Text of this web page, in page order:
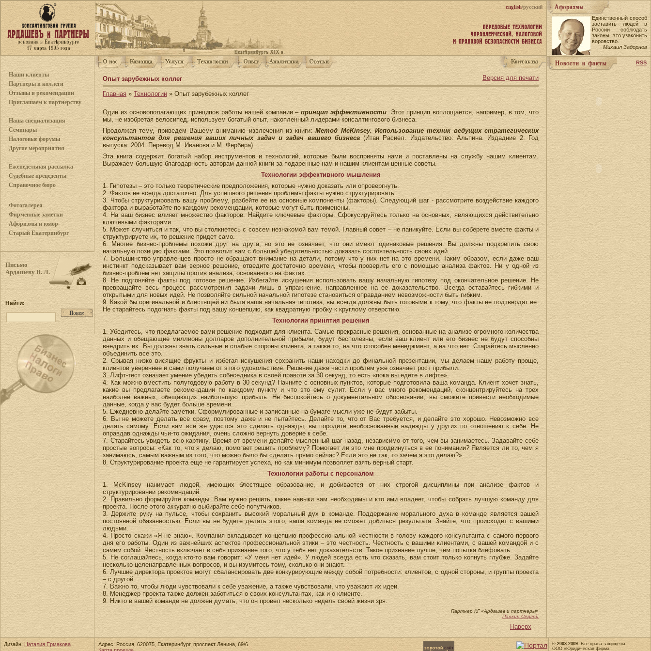
english/русский
Наши клиенты
Партнеры и коллеги
Отзывы и рекомендации
Приглашаем к партнерству
Наша специализация
Семинары
Налоговые форумы
Другие мероприятия
Еженедельная рассылка
Судебные прецеденты
Справочное бюро
Фотогалерея
Фирменные заметки
Афоризмы и юмор
Старый Екатеринбург
Письмо
Ардашеву В. Л.
Найти:
Версия для печати
Опыт зарубежных коллег
Главная » Технологии » Опыт зарубежных коллег
Один из основополагающих принципов работы нашей компании –принцип эффективности. Этот принцип воплощается, например, в том, что
мы, не изобретая велосипед, используем богатый опыт, накопленный лидерами консалтингового бизнеса.
Продолжая тему, приведем Вашему вниманию извлечения из книги:Метод McKinsey. Использование техник ведущих стратегических
консультантов для решения ваших личных задач и задач вашего бизнеса(Итан Расиел. Издательство: Альпина. Издадние 2. Год
выпуска: 2004. Перевод М. Иванова и М. Фербера).
Эта книга содержит богатый набор инструментов и технологий, которые были восприняты нами и поставлены на службу нашим клиентам.
Выражаем большую благодарность авторам данной книги за подаренные нам и нашим клиентам ценные советы.
Технологии эффективного мышления
1. Гипотезы – это только теоретические предположения, которые нужно доказать или опровергнуть.
2. Фактов не всегда достаточно. Для успешного решения проблемы факты нужно структурировать.
3. Чтобы структурировать вашу проблему, разбейте ее на основные компоненты (факторы). Следующий шаг - рассмотрите воздействие каждого
фактора и выработайте по каждому рекомендации, которые могут быть применены.
4. На ваш бизнес влияет множество факторов. Найдите ключевые факторы. Сфокусируйтесь только на основных, являющихся действительно
ключевыми факторами.
5. Может случиться и так, что вы столкнетесь с совсем незнакомой вам темой. Главный совет – не паникуйте. Если вы соберете вместе факты и
структурируете их, то решение придет само.
6. Многие бизнес-проблемы похожи друг на друга, но это не означает, что они имеют одинаковые решения. Вы должны подкрепить свою
начальную позицию фактами. Это позволит вам с большей убедительностью доказать состоятельность своих идей.
7. Большинство управленцев просто не обращают внимание на детали, потому что у них нет на это времени. Таким образом, если даже ваш
инстинкт подсказывает вам верное решение, отведите достаточно времени, чтобы проверить его с помощью анализа фактов. Ни у одной из
бизнес-проблем нет защиты против анализа, основанного на фактах.
8. Не подгоняйте факты под готовое решение. Избегайте искушения использовать вашу начальную гипотезу под окончательное решение. Не
превращайте весь процесс рассмотрения задачи лишь в упражнение, направленное на ее доказательство. Всегда оставайтесь гибкими и
открытыми для новых идей. Не позволяйте сильной начальной гипотезе становиться оправданием невозможности быть гибким.
9. Какой бы оригинальной и блестящей ни была ваша начальная гипотеза, вы всегда должны быть готовыми к тому, что факты не подтвердят ее.
Не старайтесь подогнать факты под вашу концепцию, как квадратную пробку к круглому отверстию.
Технологии принятия решения
1. Убедитесь, что предлагаемое вами решение подходит для клиента. Самые прекрасные решения, основанные на анализе огромного количества
данных и обещающие миллионы долларов дополнительной прибыли, будут бесполезны, если ваш клиент или его бизнес не будут способны
внедрить их. Вы должны знать сильные и слабые стороны клиента, а также то, на что способен менеджмент, а на что нет. Старайтесь мысленно
объединить все это.
2. Срывая низко висящие фрукты и избегая искушения сохранить наши находки до финальной презентации, мы делаем нашу работу проще,
клиентов увереннее и сами получаем от этого удовольствие. Решение даже части проблем уже означает рост прибыли.
3. Лифт-тест означает умение убедить собеседника в своей правоте за 30 секунд, то есть «пока вы едете в лифте».
4. Как можно вместить полугодовую работу в 30 секунд? Начните с основных пунктов, которые подготовила ваша команда. Клиент хочет знать,
какие вы предлагаете рекомендации по каждому пункту и что это ему сулит. Если у вас много рекомендаций, сконцентрируйтесь на трех
наиболее важных, обещающих наибольшую прибыль. Не беспокойтесь о документальном обосновании, вы сможете привести необходимые
данные, когда у вас будет больше времени.
5. Ежедневно делайте заметки. Сформулированные и записанные на бумаге мысли уже не будут забыты.
6. Вы не можете делать все сразу, поэтому даже и не пытайтесь. Делайте то, что от Вас требуется, и делайте это хорошо. Невозможно все
делать самому. Если вам все же удастся это сделать однажды, вы породите необоснованные надежды у других по отношению к себе. Не
оправдав однажды чьи-то ожидания, очень сложно вернуть доверие к себе.
7. Старайтесь увидеть всю картину. Время от времени делайте мысленный шаг назад, независимо от того, чем вы занимаетесь. Задавайте себе
простые вопросы: «Как то, что я делаю, помогает решить проблему? Помогает ли это мне продвинуться в ее понимании? Является ли то, чем я
занимаюсь, самым важным из того, что можно было бы сделать прямо сейчас? Если это не так, то зачем я это делаю?».
8. Структурирование проекта еще не гарантирует успеха, но как минимум позволяет взять верный старт.
Технологии работы с персоналом
1. McKinsey нанимает людей, имеющих блестящее образование, и добивается от них строгой дисциплины при анализе фактов и
структурировании рекомендаций.
2. Правильно формируйте команды. Вам нужно решить, какие навыки вам необходимы и кто ими владеет, чтобы собрать лучшую команду для
проекта. После этого аккуратно выбирайте себе попутчиков.
3. Держите руку на пульсе, чтобы сохранить высокий моральный дух в команде. Поддержание морального духа в команде является вашей
постоянной обязанностью. Если вы не будете делать этого, ваша команда не сможет добиться результата. Знайте, что происходит с вашими
людьми.
4. Просто скажи «Я не знаю». Компания вкладывает концепцию профессиональной честности в голову каждого консультанта с самого первого
дня его работы. Один из важнейших аспектов профессиональной этики – это честность. Честность с вашими клиентами, с вашей командой и с
самим собой. Честность включает в себя признание того, что у тебя нет доказательств. Такое признание лучше, чем попытка блефовать.
5. Не соглашайтесь, когда кто-то вам говорит: «У меня нет идей». У людей всегда есть что сказать, вам стоит только копнуть глубже. Задайте
несколько целенаправленных вопросов, и вы изумитесь тому, сколько они знают.
6. Лучшие директора проектов могут сбалансировать две конкурирующие между собой потребности: клиентов, с одной стороны, и группы проекта
– с другой.
7. Важно то, чтобы люди чувствовали к себе уважение, а также чувствовали, что уважают их идеи.
8. Менеджер проекта также должен заботиться о своих консультантах, как и о клиенте.
9. Никто в вашей команде не должен думать, что он провел несколько недель своей жизни зря.
Партнер КГ «Ардашев и партнеры»
Палкин Сергей
Наверх
Единственный способ
заставить людей в
России соблюдать
законы, это узаконить
воровство.
Михаил Задорнов
RSS
Дизайн: Наталия Ермакова
Адрес: Россия, 620075, Екатеринбург, проспект Ленина, 69/6.
© 2003-2009. Все права защищены.
ООО «Юридическая фирма